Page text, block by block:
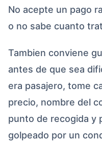
No acepte un pago
o no sabe cuanto
Tambien conviene
antes de que sea
era pasajero, tome
precio, nombre del
punto de recogida y
golpeado por un